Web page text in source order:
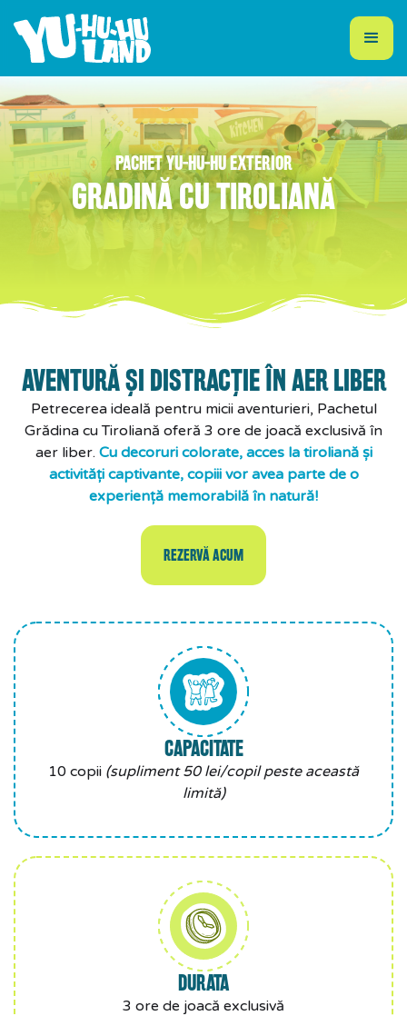
PACHET YU-HU-HU EXTERIOR
GRADINĂ CU TIROLIANĂ
AVENTURĂ ȘI DISTRACȚIE ÎN AER LIBER
Petrecerea ideală pentru micii aventurieri, Pachetul
Grădina cu Tiroliană oferă 3 ore de joacă exclusivă în
aer liber. Cu decoruri colorate, acces la tiroliană și
activități captivante, copiii vor avea parte de o
experiență memorabilă în natură!
REZERVĂ ACUM
CAPACITATE
10 copii (supliment 50 lei/copil peste această
limită)
DURATA
3 ore de joacă exclusivă